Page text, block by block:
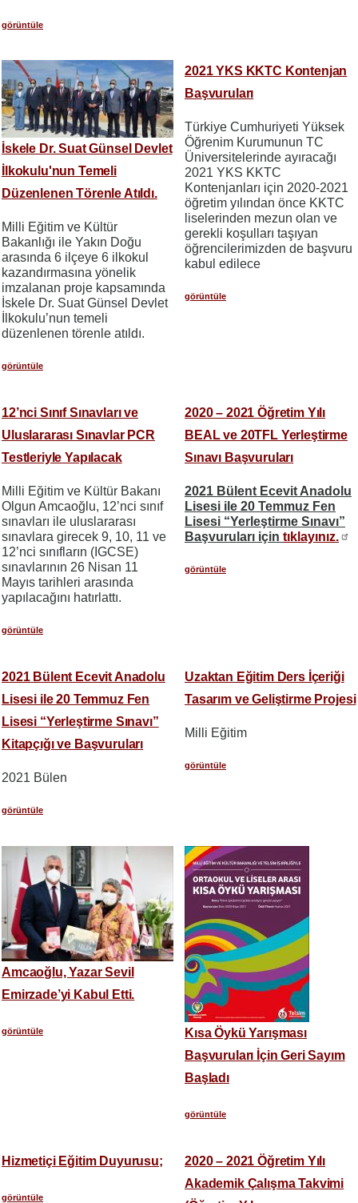
görüntüle
İskele Dr. Suat Günsel Devlet
İlkokulu'nun Temeli
Düzenlenen Törenle Atıldı.
Milli Eğitim ve Kültür
Bakanlığı ile Yakın Doğu
arasında 6 ilçeye 6 ilkokul
kazandırmasına yönelik
imzalanan proje kapsamında
İskele Dr. Suat Günsel Devlet
İlkokulu’nun temeli
düzenlenen törenle atıldı.
görüntüle
2021 YKS KKTC Kontenjan
Başvuruları
Türkiye Cumhuriyeti Yüksek
Öğrenim Kurumunun TC
Üniversitelerinde ayıracağı
2021 YKS KKTC
Kontenjanları için 2020-2021
öğretim yılından önce KKTC
liselerinden mezun olan ve
gerekli koşulları taşıyan
öğrencilerimizden de başvuru
kabul edilece
görüntüle
12’nci Sınıf Sınavları ve
Uluslararası Sınavlar PCR
Testleriyle Yapılacak
Milli Eğitim ve Kültür Bakanı
Olgun Amcaoğlu, 12’nci sınıf
sınavları ile uluslararası
sınavlara girecek 9, 10, 11 ve
12’nci sınıfların (IGCSE)
sınavlarının 26 Nisan 11
Mayıs tarihleri arasında
yapılacağını hatırlattı.
görüntüle
2020 – 2021 Öğretim Yılı
BEAL ve 20TFL Yerleştirme
Sınavı Başvuruları
2021 Bülent Ecevit Anadolu
Lisesi ile 20 Temmuz Fen
Lisesi “Yerleştirme Sınavı”
Başvuruları için tıklayınız.
görüntüle
2021 Bülent Ecevit Anadolu
Lisesi ile 20 Temmuz Fen
Lisesi “Yerleştirme Sınavı”
Kitapçığı ve Başvuruları
2021 Bülen
görüntüle
Uzaktan Eğitim Ders İçeriği
Tasarım ve Geliştirme Projesi
Milli Eğitim
görüntüle
Amcaoğlu, Yazar Sevil
Emirzade’yi Kabul Etti.
görüntüle
Kısa Öykü Yarışması
Başvuruları İçin Geri Sayım
Başladı
görüntüle
Hizmetiçi Eğitim Duyurusu;
görüntüle
2020 – 2021 Öğretim Yılı
Akademik Çalışma Takvimi